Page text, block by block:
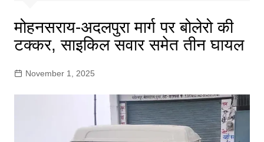
मोहनसराय-अदलपुरा मार्ग पर बोलेरो की
टक्कर, साइकिल सवार समेत तीन घायल
November 1, 2025